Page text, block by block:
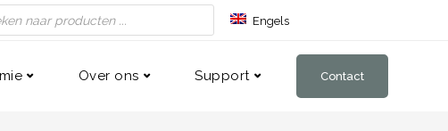
Engels
Frans
Over ons Support Contact